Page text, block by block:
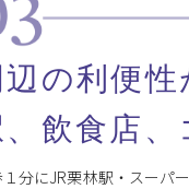
辺の利便性
、飲食店
分にJR栗林駅・スーパ